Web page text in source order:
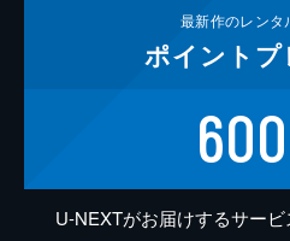
最新作のレンタ
ポイント プ
600
U-NEXTがお届けするサー